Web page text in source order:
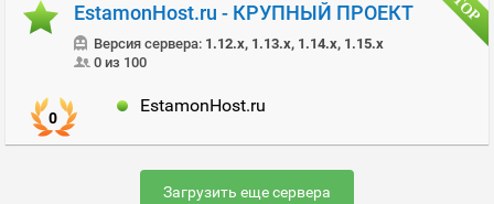
EstamonHost.ru - КРУПНЫЙ ПРОЕКТ
Версия сервера: 1.12.x, 1.13.x, 1.14.x, 1.15.x
0 из 100
0
EstamonHost.ru
Загрузить еще сервера